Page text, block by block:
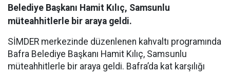
Belediye Başkanı Hamit Kılıç, Samsunlu
müteahhitlerle bir araya geldi.
SİMDER merkezinde düzenlenen kahvaltı programında
Bafra Belediye Başkanı Hamit Kılıç, Samsunlu
müteahhitlerle bir araya geldi. Bafra’da kat karşılığı